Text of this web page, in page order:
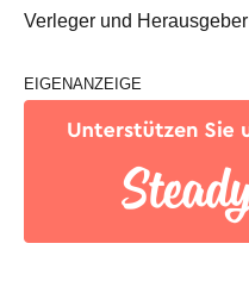
Verleger und Herausgeber
EIGENANZEIGE